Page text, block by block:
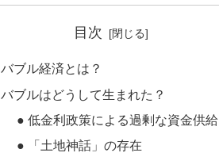
目次
バブル経済とは？
バブルはどうして生まれた？
● 低金利政策による過剰な資金供給
● 「土地神話」の存在